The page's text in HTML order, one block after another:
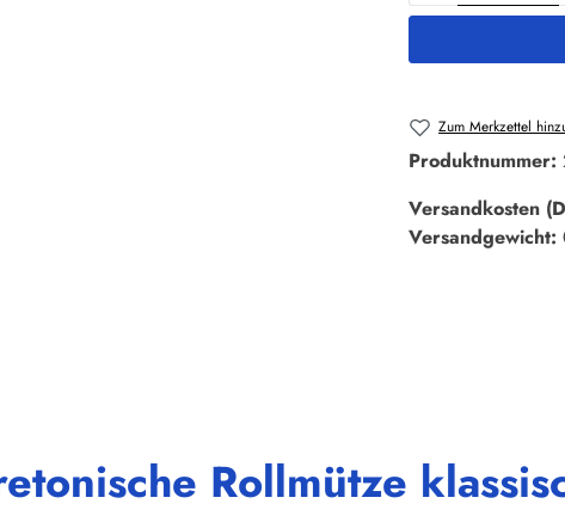
Zum Merkzettel
Produktnummer:
Versandkosten
Versandgewicht:
Rollmütze